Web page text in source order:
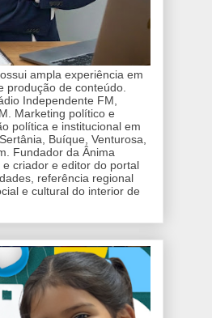
ampla experiência em
produção de conteúdo.
Independente FM,
Marketing político e
política e institucional em
Buíque, Venturosa,
Fundador da Ânima
criador e editor do portal
referência regional
e cultural do interior de